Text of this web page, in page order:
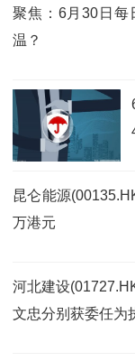
聚焦：6月30日每
温？
昆仑能源
万港元
河北建设
文忠分别获委任为